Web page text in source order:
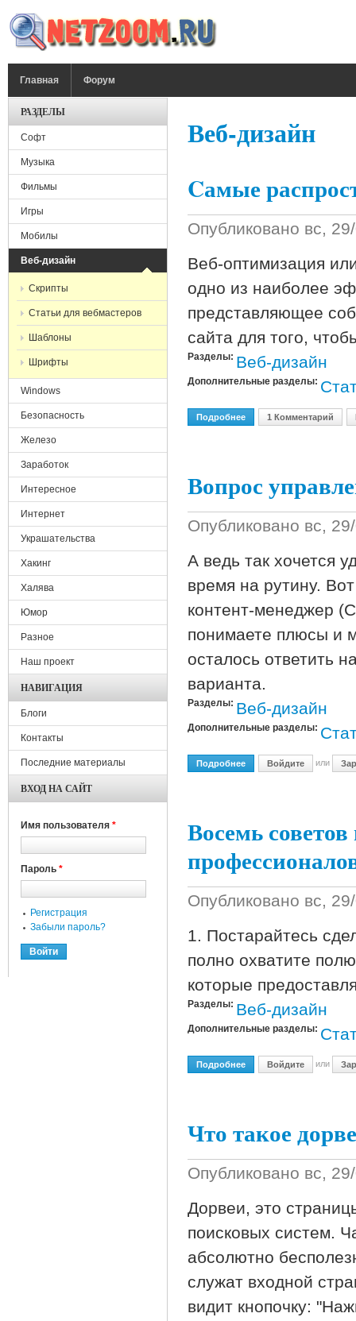
Главная Форум
Веб-дизайн
Cамые
Опубликовано вс,
Веб-оптимизация
одно из наиболее
представляющее
сайта для того,
Разделы: Веб-дизайн
Дополнительные разделы:
Подробнее О Cамые1 Комментарий
Вопрос
Опубликовано вс,
А ведь так хочется
время на рутину.
контент-менеджер
понимаете плюсы и
осталось ответить
варианта.
Разделы: Веб-дизайн
Дополнительные разделы:
Подробнее О Вопрос Управления
Войдите или
Восемь
Опубликовано вс,
1. Постарайтесь
полно охватите
которые
Разделы: Веб-дизайн
Дополнительные разделы:
Подробнее О Восемь Советов
Войдите или
Что такое
Опубликовано вс,
Дорвеи, это
поисковых систем.
абсолютно
служат входной
видит кнопочку:
РАЗДЕЛЫ
Софт
Музыка
Фильмы
Игры
Мобилы
Веб-дизайн
Скрипты
Статьи для вебмастеров
Шаблоны
Шрифты
Windows
Безопасность
Железо
Заработок
Интересное
Интернет
Украшательства
Хакинг
Халява
Юмор
Разное
Наш проект
НАВИГАЦИЯ
Блоги
Контакты
Последние материалы
ВХОД НА САЙТ
Имя пользователя *
Пароль *
Регистрация
Забыли пароль?